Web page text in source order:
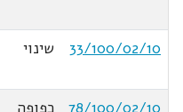
33/100/02/10
שינוי